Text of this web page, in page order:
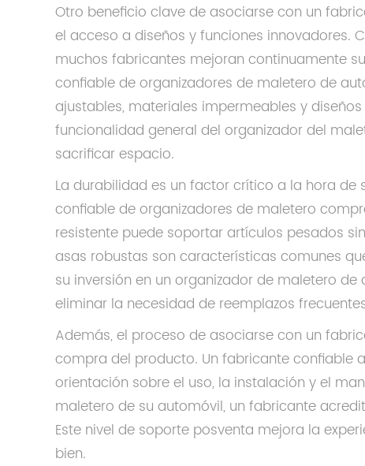
Otro beneficio clave de asociarse con un
el acceso a diseños y funciones innovadores.
muchos fabricantes mejoran continuamente
confiable de organizadores de maletero de
ajustables, materiales impermeables y
funcionalidad general del organizador del
sacrificar espacio.
La durabilidad es un factor crítico a la hora
confiable de organizadores de maletero
resistente puede soportar artículos pesados
asas robustas son características comunes
su inversión en un organizador de maletero
eliminar la necesidad de reemplazos
Además, el proceso de asociarse con un
compra del producto. Un fabricante confiable
orientación sobre el uso, la instalación y el
maletero de su automóvil, un fabricante
Este nivel de soporte posventa mejora la
bien.